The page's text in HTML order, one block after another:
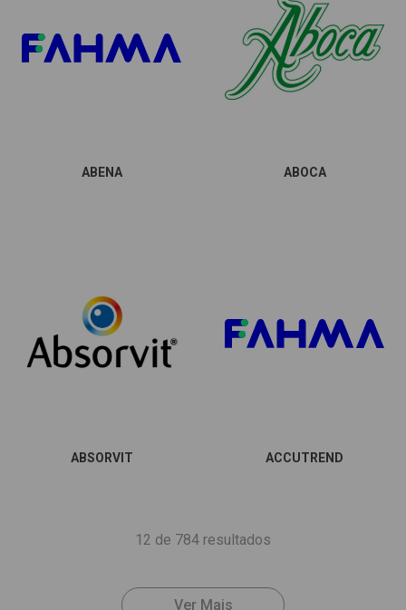
ABENA ABOCA
ABSORVIT ACCUTREND
12 de 784 resultados
Ver Mais